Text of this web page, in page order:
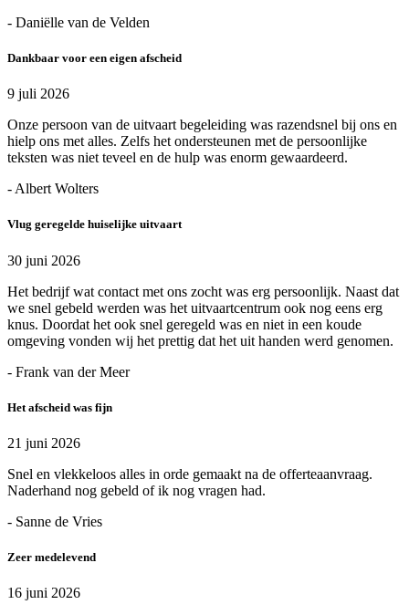
- Daniëlle van de Velden
Dankbaar voor een eigen afscheid
9 juli 2026
Onze persoon van de uitvaart begeleiding was razendsnel bij ons en
hielp ons met alles. Zelfs het ondersteunen met de persoonlijke
teksten was niet teveel en de hulp was enorm gewaardeerd.
- Albert Wolters
Vlug geregelde huiselijke uitvaart
30 juni 2026
Het bedrijf wat contact met ons zocht was erg persoonlijk. Naast dat
we snel gebeld werden was het uitvaartcentrum ook nog eens erg
knus. Doordat het ook snel geregeld was en niet in een koude
omgeving vonden wij het prettig dat het uit handen werd genomen.
- Frank van der Meer
Het afscheid was fijn
21 juni 2026
Snel en vlekkeloos alles in orde gemaakt na de offerteaanvraag.
Naderhand nog gebeld of ik nog vragen had.
- Sanne de Vries
Zeer medelevend
16 juni 2026